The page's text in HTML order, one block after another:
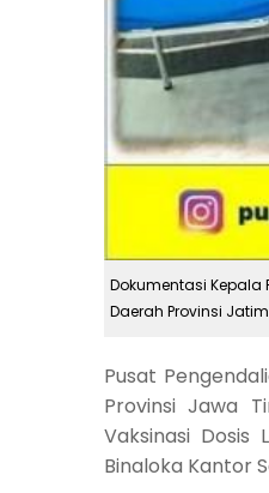
Dokumentasi Kepala
Daerah Provinsi
Pusat
Provinsi Jawa
Vaksinasi Dosis
Binaloka Kantor